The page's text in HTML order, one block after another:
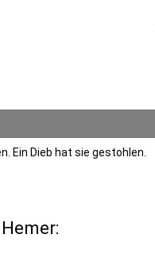
Ein Dieb hat sie gestohlen.